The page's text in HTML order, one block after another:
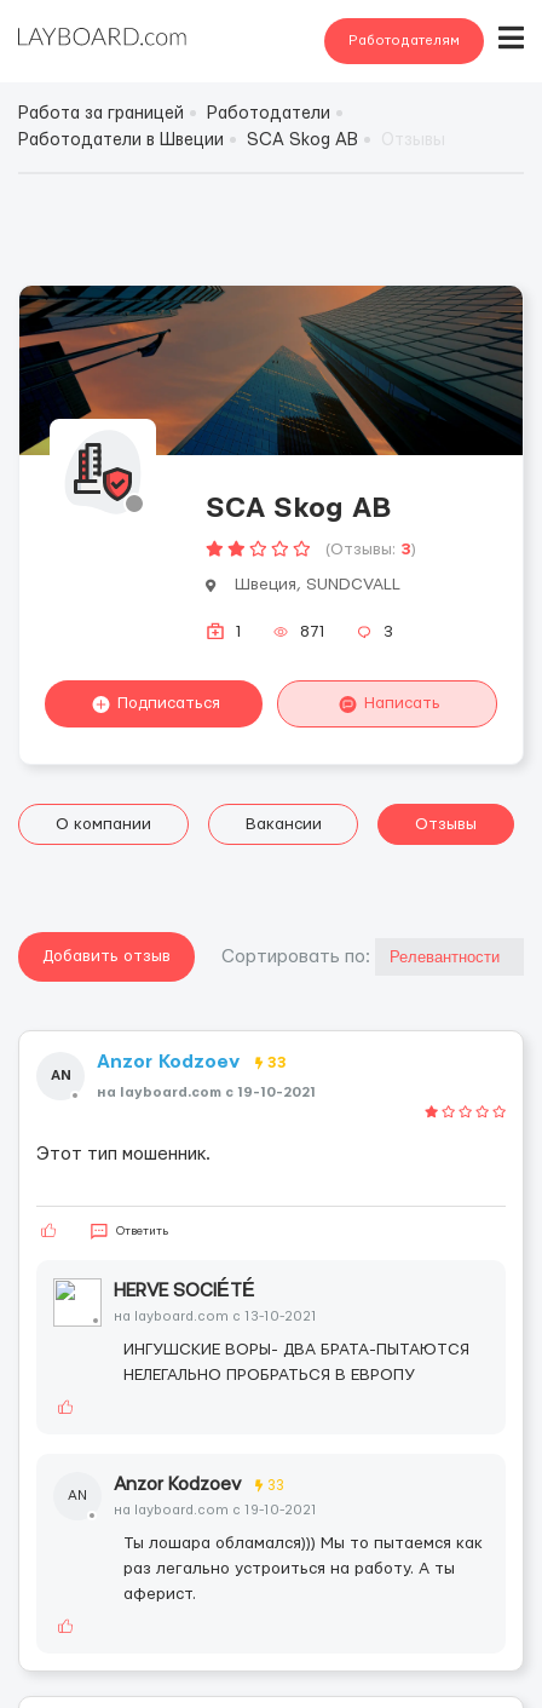
Работодателям
Работа за границей
Работодатели
Работодатели в Швеции
SCA Skog AB
SCA Skog AB
(Отзывы: 3)
Швеция, SUNDCVALL
1 871 3
Подписаться Написать
О компании Вакансии Отзывы
Добавить отзыв Cортировать по:
AN
Anzor Kodzoev 33
на layboard.com c 19-10-2021
Этот тип мошенник.
Ответить
HERVE SOCIÉTÉ
на layboard.com c 13-10-2021
ИНГУШСКИЕ ВОРЫ- ДВА БРАТА-ПЫТАЮТСЯ
НЕЛЕГАЛЬНО ПРОБРАТЬСЯ В ЕВРОПУ
AN
Anzor Kodzoev 33
на layboard.com c 19-10-2021
Ты лошара обламался))) Мы то пытаемся как
раз легально устроиться на работу. А ты
аферист.